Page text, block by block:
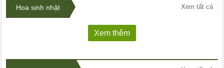
Hoa sinh nhật Xem tất cả
Xem thêm